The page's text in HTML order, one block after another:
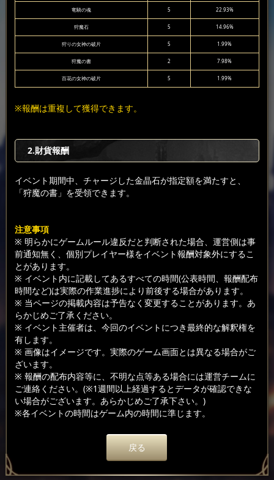
竜騎の魂 5 22.93%
狩魔石 5 14.96%
狩りの女神の破片 5 1.99%
狩魔の書 2 7.98%
百花の女神の破片 5 1.99%
※報酬は重複して獲得できます。
2.財貨報酬
イベント期間中、チャージした金晶石が指定額を満たすと、
「狩魔の書」を受領できます。
注意事項
※ 明らかにゲームルール違反だと判断された場合、運営側は事
前通知無く、個別プレイヤー様をイベント報酬対象外にするこ
とがあります。
※ イベント内に記載してあるすべての時間(公表時間、報酬配布
時間など)は実際の作業進捗により前後する場合があります。
※ 当ページの掲載内容は予告なく変更することがあります。あ
らかじめご了承ください。
※ イベント主催者は、今回のイベントにつき最終的な解釈権を
有します。
※ 画像はイメージです。実際のゲーム画面とは異なる場合がご
ざいます。
※ 報酬の配布内容等に、不明な点等ある場合には運営チームに
ご連絡ください。(※1週間以上経過するとデータが確認できな
い場合がございます。あらかじめご了承下さい。)
※各イベントの時間はゲーム内の時間に準じます。
戻る